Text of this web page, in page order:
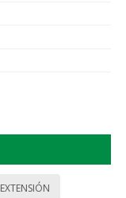
EXTENSIÓN